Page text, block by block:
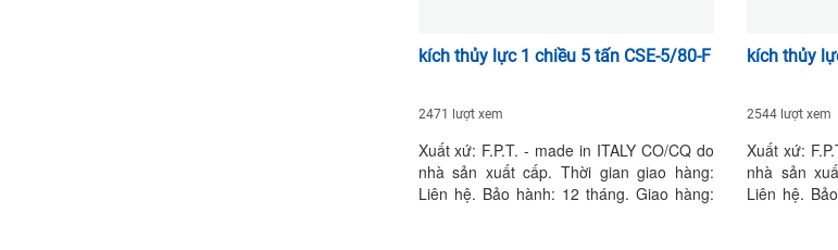
kích thủy lực 1 chiều 5 tấn CSE-5/80-F
2471 lượt xem
Xuất xứ: F.P.T. - made in ITALY CO/CQ do
nhà sản xuất cấp. Thời gian giao hàng:
Liên hệ. Bảo hành: 12 tháng. Giao hàng:
kích thủy
2544 lượt xem
Xuất xứ:
nhà sản
Liên hệ.